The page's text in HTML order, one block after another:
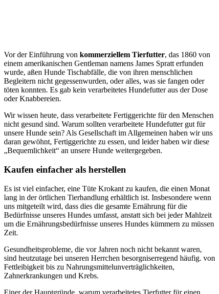
Vor der Einführung von kommerziellem Tierfutter, das 1860 von
einem amerikanischen Gentleman namens James Spratt erfunden
wurde, aßen Hunde Tischabfälle, die von ihren menschlichen
Begleitern nicht gegessenwurden, oder alles, was sie fangen oder
töten konnten. Es gab kein verarbeitetes Hundefutter aus der Dose
oder Knabbereien.
Wir wissen heute, dass verarbeitete Fertiggerichte für den Menschen
nicht gesund sind. Warum sollten verarbeitete Hundefutter gut für
unsere Hunde sein? Als Gesellschaft im Allgemeinen haben wir uns
daran gewöhnt, Fertiggerichte zu essen, und leider haben wir diese
„Bequemlichkeit“ an unsere Hunde weitergegeben.
Kaufen einfacher als herstellen
Es ist viel einfacher, eine Tüte Krokant zu kaufen, die einen Monat
lang in der örtlichen Tierhandlung erhältlich ist. Insbesondere wenn
uns mitgeteilt wird, dass dies die gesamte Ernährung für die
Bedürfnisse unseres Hundes umfasst, anstatt sich bei jeder Mahlzeit
um die Ernährungsbedürfnisse unseres Hundes kümmern zu müssen
Zeit.
Gesundheitsprobleme, die vor Jahren noch nicht bekannt waren,
sind heutzutage bei unseren Herrchen besorgniserregend häufig. von
Fettleibigkeit bis zu Nahrungsmittelunverträglichkeiten,
Zahnerkrankungen und Krebs.
Einer der Hauptgründe, warum verarbeitetes Tierfutter für einen